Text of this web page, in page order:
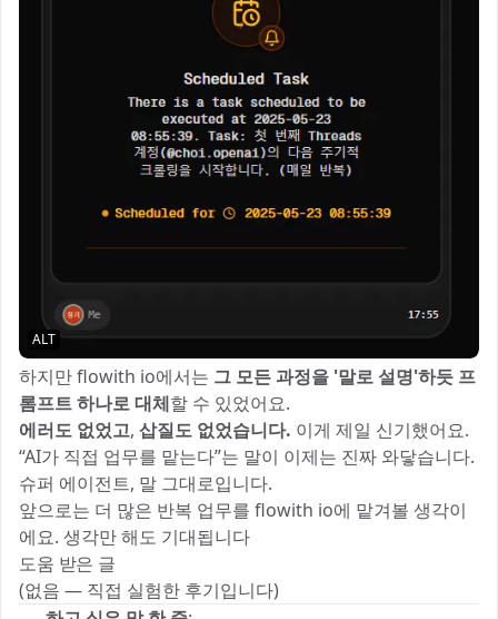
ALT
하지만 flowith io에서는 그 모든 과정을 '말로 설명'하듯 프
롬프트 하나로 대체할 수 있었어요.
에러도 없었고, 삽질도 없었습니다. 이게 제일 신기했어요.
“AI가 직접 업무를 맡는다”는 말이 이제는 진짜 와닿습니다.
슈퍼 에이전트, 말 그대로입니다.
앞으로는 더 많은 반복 업무를 flowith io에 맡겨볼 생각이
에요. 생각만 해도 기대됩니다 😊
도움 받은 글
(없음 — 직접 실험한 후기입니다)